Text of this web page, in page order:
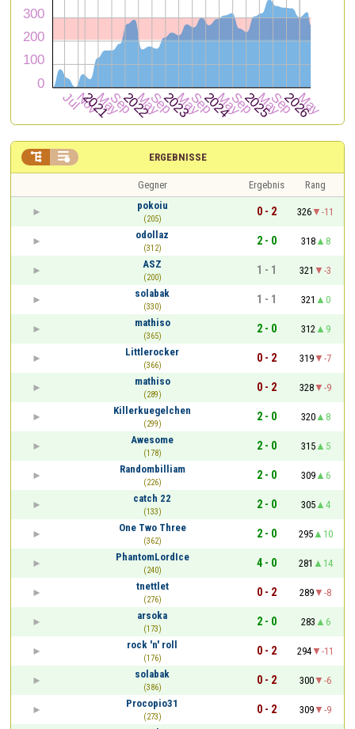
ERGEBNISSE
 
Gegner Ergebnis
Rang
pokoiu
(205)
0 - 2 326
-11
odollaz
(312)
2 - 0 318
8
ASZ
(200)
1 - 1 321
-3
solabak
(330)
1 - 1 321
0
mathiso
(365)
2 - 0 312
9
Littlerocker
(366)
0 - 2 319
-7
mathiso
(289)
0 - 2 328
-9
Killerkuegelchen
(299)
2 - 0 320
8
Awesome
(178)
2 - 0 315
5
Randombilliam
(226)
2 - 0 309
6
catch 22
(133)
2 - 0 305
4
One Two Three
(362)
2 - 0 295
10
PhantomLordIce
(240)
4 - 0 281
14
tnettlet
(276)
0 - 2 289
-8
arsoka
(173)
2 - 0 283
6
rock 'n' roll
(176)
0 - 2 294
-11
solabak
(386)
0 - 2 300
-6
Procopio31
(273)
0 - 2 309
-9